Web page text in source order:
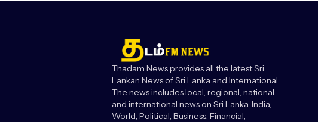
Thadam News provides all the latest Sri
Lankan News of Sri Lanka and International
The news includes local, regional, national
and international news on Sri Lanka, India,
World, Political, Business, Financial,